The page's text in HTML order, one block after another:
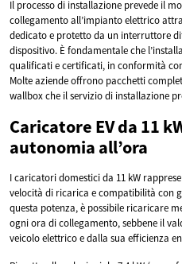
Il processo di installazione prevede il
collegamento all’impianto elettrico
dedicato e protetto da un interruttore
dispositivo. È fondamentale che
qualificati e certificati, in conformità
Molte aziende offrono pacchetti
wallbox che il servizio di installazione
Caricatore EV da 11
autonomia all’ora
I caricatori domestici da 11 kW
velocità di ricarica e compatibilità con
questa potenza, è possibile ricaricare
ogni ora di collegamento, sebbene il
veicolo elettrico e dalla sua efficienza